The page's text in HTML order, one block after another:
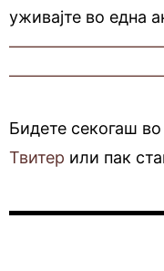
уживајте во една
Бидете секогаш
Твитер или пак